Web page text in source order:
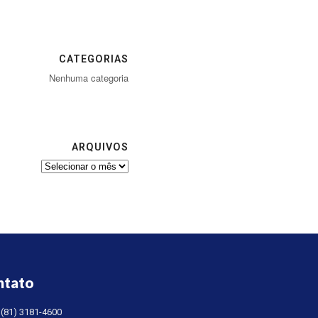
CATEGORIAS
Nenhuma categoria
ARQUIVOS
(81) 3181-4600